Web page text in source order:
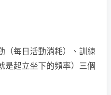
（每日活動消耗）、訓練
是起立坐下的頻率）三個